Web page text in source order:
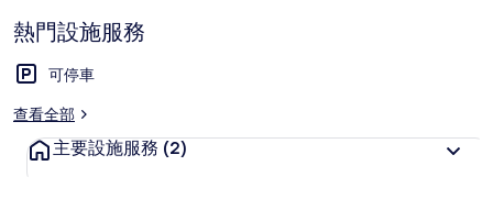
片
集
熱門設施服務
可停車
查看全部
主要設施服務 (2)